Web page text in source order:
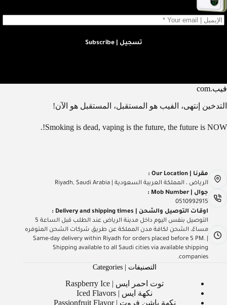
تسجيل | Subscribe
فيب.com
التدخين إنتهى، الفيب هو المستقبل، المستقبل هو الآن!
Smoking is dead, vaping is the future, the future is NOW!.
مقرنا | Our Location :
الرياض ، المملكة العربية السعودية | Riyadh, Saudi Arabia
جوال | Mob Number :
0510992915
اوقات التوصيل والشحن | Delivery and shipping times :
التوصيل بنفس اليوم داخل مدينة الرياض عند الطلب قبل الساعة 5
مساءً، الشحن لكافة مدن المملكة عن طريق شركات الشحن المتوفره
| Same-day delivery within Riyadh for orders placed before 5 PM.
Shipping available to all Saudi cities via available shipping
companies.
التصنيفات | Categories
توت احمر ايس | Raspberry Ice
نكهة ايس | Iced Flavors
نكهة باشن فروت | Passionfruit Flavor